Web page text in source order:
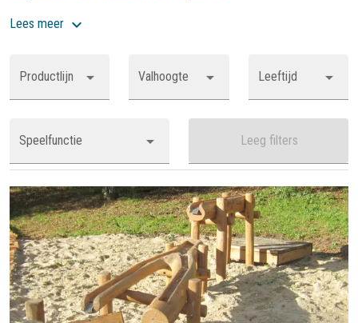
Lees meer
Productlijn Valhoogte Leeftijd
Speelfunctie Leeg filters